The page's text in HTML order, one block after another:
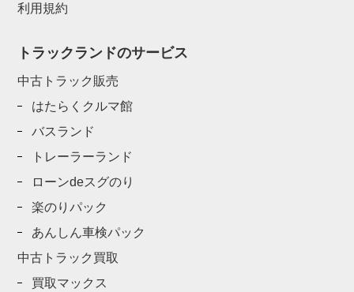
利用規約
トラックランドのサービス
中古トラック販売
はたらくクルマ館
バスランド
トレーラーランド
ローンdeスグのり
楽のりパック
あんしん車検パック
中古トラック買取
買取マックス